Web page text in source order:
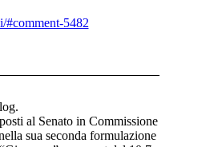
#comment-5482
al Senato in Commissione
sua seconda formulazione